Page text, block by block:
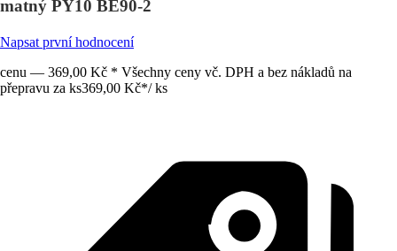
matný PY10 BE90-2
Napsat první hodnocení
cenu — 369,00 Kč * Všechny ceny vč. DPH a bez nákladů na
přepravu za ks369,00 Kč*/ ks